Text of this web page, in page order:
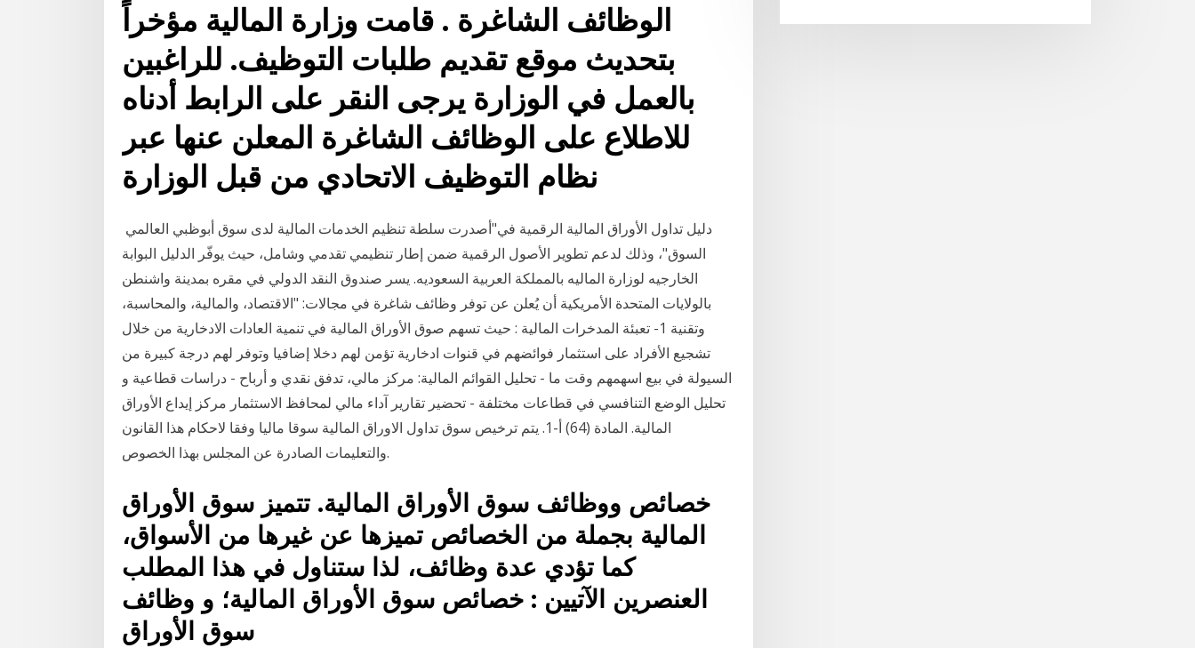
الوظائف الشاغرة . قامت وزارة المالية مؤخراً
بتحديث موقع تقديم طلبات التوظيف. للراغبين
بالعمل في الوزارة يرجى النقر على الرابط أدناه
للاطلاع على الوظائف الشاغرة المعلن عنها عبر
نظام التوظيف الاتحادي من قبل الوزارة
السوق"، وذلك لدعم تطوير الأصول الرقمية ضمن إطار تنظيمي تقدمي وشامل، حيث يوفّر الدليل البوابة
الخارجيه لوزارة الماليه بالمملكة العربية السعوديه. يسر صندوق النقد الدولي في مقره بمدينة واشنطن
بالولايات المتحدة الأمريكية أن يُعلن عن توفر وظائف شاغرة في مجالات: "الاقتصاد، والمالية، والمحاسبة،
وتقنية 1- تعبئة المدخرات المالية : حيث تسهم صوق الأوراق المالية في تنمية العادات الادخارية من خلال
تشجيع الأفراد على استثمار فوائضهم في قنوات ادخارية تؤمن لهم دخلا إضافيا وتوفر لهم درجة كبيرة من
السيولة في بيع اسهمهم وقت ما - تحليل القوائم المالية: مركز مالي، تدفق نقدي و أرباح - دراسات قطاعية و
تحليل الوضع التنافسي في قطاعات مختلفة - تحضير تقارير آداء مالي لمحافظ الاستثمار مركز إيداع الأوراق
المالية. المادة (64) أ-1. يتم ترخيص سوق تداول الاوراق المالية سوقا ماليا وفقا لاحكام هذا القانون
والتعليمات الصادرة عن المجلس بهذا الخصوص.
خصائص ووظائف سوق الأوراق المالية. تتميز سوق الأوراق
المالية بجملة من الخصائص تميزها عن غيرها من الأسواق،
كما تؤدي عدة وظائف، لذا ستناول في هذا المطلب
العنصرين الآتيين : خصائص سوق الأوراق المالية؛ و وظائف
سوق الأوراق